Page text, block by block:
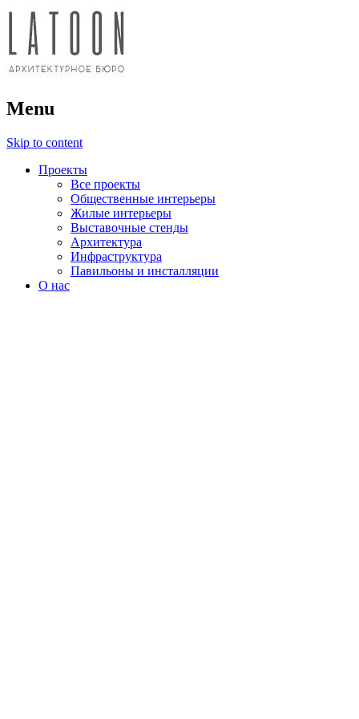
LATOON
архитектурное бюро
Menu
Skip to content
Проекты
Все проекты
Общественные интерьеры
Жилые интерьеры
Выставочные стенды
Архитектура
Инфраструктура
Павильоны и инсталляции
О нас